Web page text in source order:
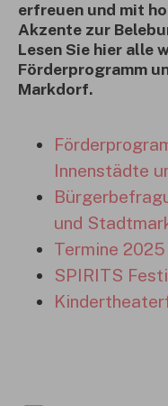
erfreuen und mit
Akzente zur
Lesen Sie hier alle
Förderprogramm
Markdorf.
Innenstädte
und
Termine 2025
SPIRITS